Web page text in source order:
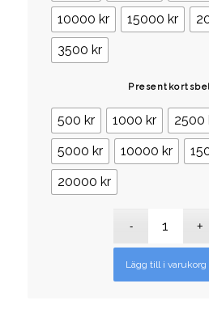
10000 kr
15000 kr
3500 kr
500 kr 1000 kr 2500
5000 kr
10000 kr
20000 kr
Lägg till i varukorg